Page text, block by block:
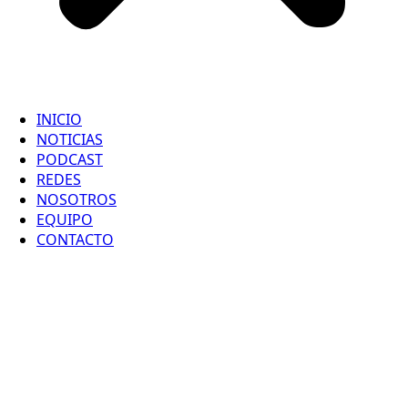
INICIO
NOTICIAS
PODCAST
REDES
NOSOTROS
EQUIPO
CONTACTO